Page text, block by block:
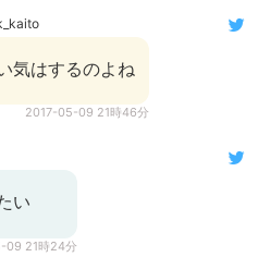
気はするのよね
2017-05-09 21時46分
い
09 21時24分